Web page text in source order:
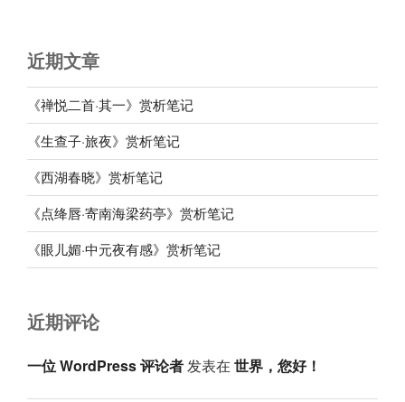
近期文章
《禅悦二首·其一》赏析笔记
《生查子·旅夜》赏析笔记
《西湖春晓》赏析笔记
《点绛唇·寄南海梁药亭》赏析笔记
《眼儿媚·中元夜有感》赏析笔记
近期评论
一位 WordPress 评论者发表在 世界，您好！